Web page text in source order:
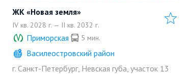
«LEGENDA Intelligent
ЖК «Новая земля»
IV кв. 2028 г. — II кв. 2032 г.
Приморская 5 мин.
Василеостровский район
г. Санкт-Петербург, Невская губа, участок 13